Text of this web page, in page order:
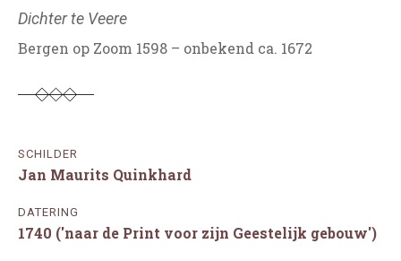
Dichter te Veere
Bergen op Zoom 1598 – onbekend ca. 1672
SCHILDER
Jan Maurits Quinkhard
DATERING
1740 ('naar de Print voor zijn Geestelijk gebouw')